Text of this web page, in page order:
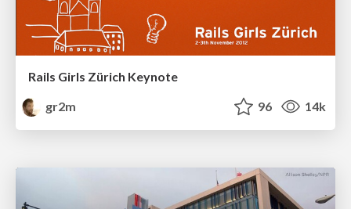
Rails Girls Zürich Keynote
gr2m
96 14k